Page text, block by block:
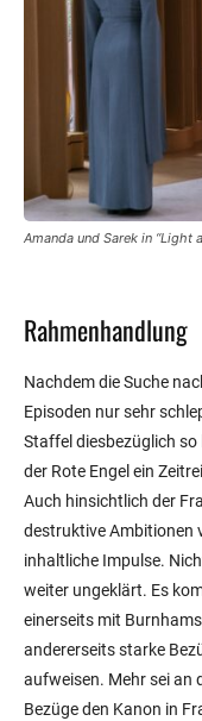
Amanda und Sarek in “Light
Rahmenhandlung
Nachdem die Suche
Episoden nur sehr
Staffel diesbezüglich so
der Rote Engel ein
Auch hinsichtlich der
destruktive Ambitionen
inhaltliche Impulse.
weiter ungeklärt. Es
einerseits mit
andererseits starke
aufweisen. Mehr sei an
Bezüge den Kanon in